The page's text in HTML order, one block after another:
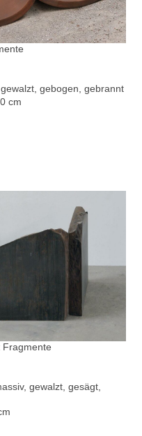
gebogen, gebrannt
cm
gewalzt, gesägt,